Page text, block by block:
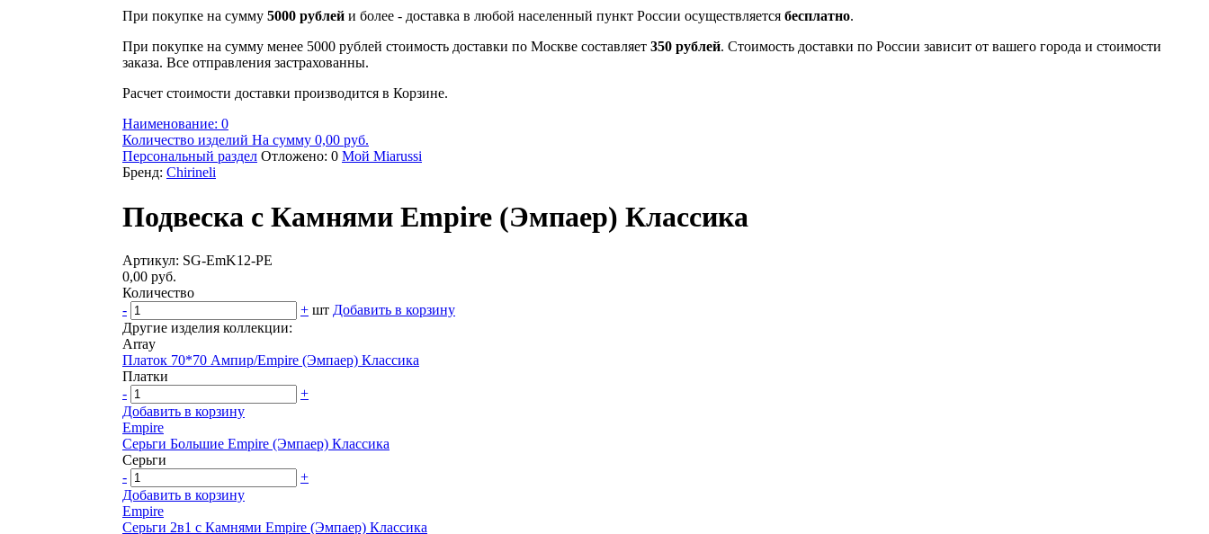
При покупке на сумму 5000 рублей и более - доставка в любой населенный пункт России осуществляется бесплатно.
При покупке на сумму менее 5000 рублей стоимость доставки по Москве составляет 350 рублей. Стоимость доставки по России зависит от вашего города и стоимости
заказа. Все отправления застрахованны.
Расчет стоимости доставки производится в Корзине.
Наименование: 0
Количество изделий На сумму 0,00 руб.
Персональный раздел Отложено: 0 Мой Miarussi
Бренд: Chirineli
Подвеска с Камнями Empire (Эмпаер) Классика
Артикул: SG-EmK12-PE
0,00 руб.
Количество
-
+ шт Добавить в корзину
Другие изделия коллекции:
Array
Платок 70*70 Ампир/Empire (Эмпаер) Классика
Платки
-
+
Добавить в корзину
Empire
Серьги Большие Empire (Эмпаер) Классика
Серьги
-
+
Добавить в корзину
Empire
Серьги 2в1 с Камнями Empire (Эмпаер) Классика